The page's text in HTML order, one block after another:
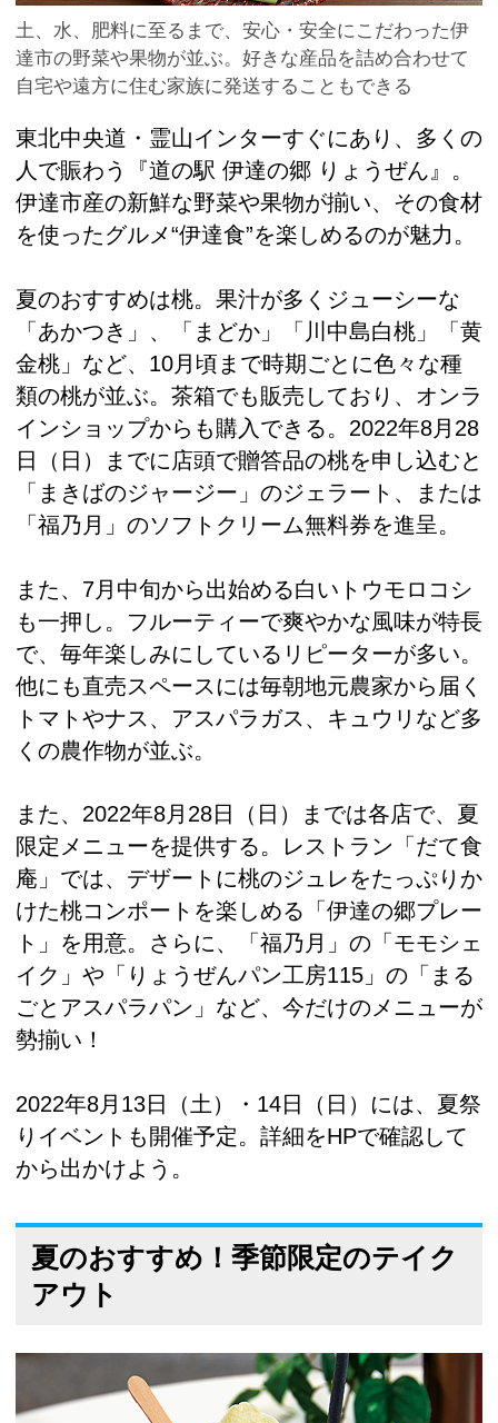
土、水、肥料に至るまで、安心・安全にこだわった伊
達市の野菜や果物が並ぶ。好きな産品を詰め合わせて
自宅や遠方に住む家族に発送することもできる
東北中央道・霊山インターすぐにあり、多くの
人で賑わう『道の駅 伊達の郷 りょうぜん』。
伊達市産の新鮮な野菜や果物が揃い、その食材
を使ったグルメ“伊達食”を楽しめるのが魅力。
夏のおすすめは桃。果汁が多くジューシーな
「あかつき」、「まどか」「川中島白桃」「黄
金桃」など、10月頃まで時期ごとに色々な種
類の桃が並ぶ。茶箱でも販売しており、オンラ
インショップからも購入できる。2022年8月28
日（日）までに店頭で贈答品の桃を申し込むと
「まきばのジャージー」のジェラート、または
「福乃月」のソフトクリーム無料券を進呈。
また、7月中旬から出始める白いトウモロコシ
も一押し。フルーティーで爽やかな風味が特長
で、毎年楽しみにしているリピーターが多い。
他にも直売スペースには毎朝地元農家から届く
トマトやナス、アスパラガス、キュウリなど多
くの農作物が並ぶ。
また、2022年8月28日（日）までは各店で、夏
限定メニューを提供する。レストラン「だて食
庵」では、デザートに桃のジュレをたっぷりか
けた桃コンポートを楽しめる「伊達の郷プレー
ト」を用意。さらに、「福乃月」の「モモシェ
イク」や「りょうぜんパン工房115」の「まる
ごとアスパラパン」など、今だけのメニューが
勢揃い！
2022年8月13日（土）・14日（日）には、夏祭
りイベントも開催予定。詳細をHPで確認して
から出かけよう。
夏のおすすめ！季節限定のテイク
アウト